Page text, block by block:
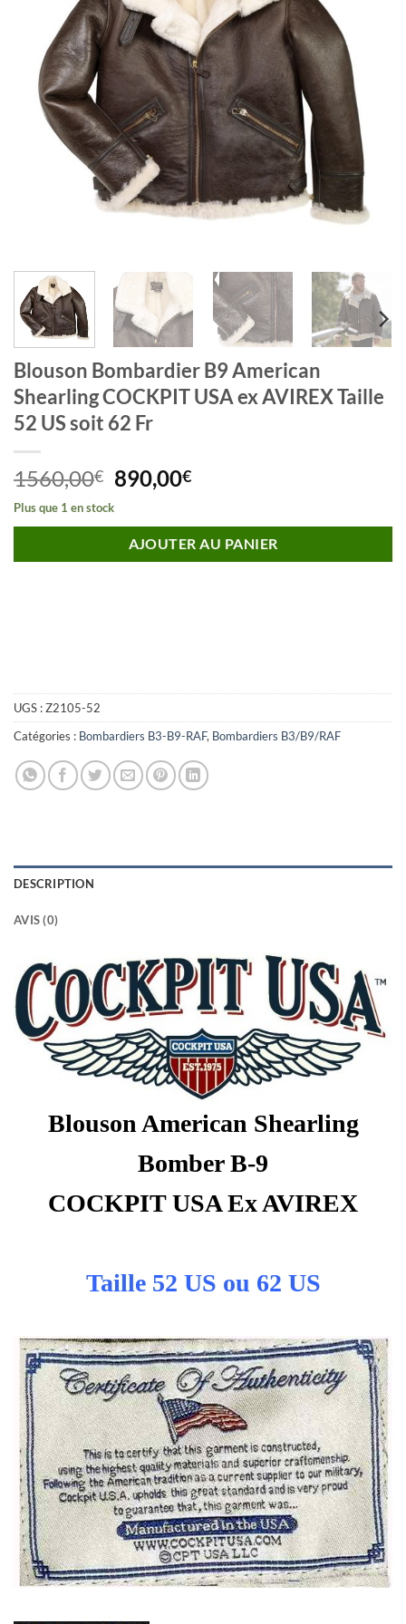
Blouson Bombardier B9 American
Shearling COCKPIT USA ex AVIREX Taille
52 US soit 62 Fr
1560,00€ Le
prix
initial
était :
1560,00€.
890,00€Le
actuel
est :
890,00€.
Plus que 1 en stock
AJOUTER AU PANIER
UGS :Z2105-52
Catégories : Bombardiers B3-B9-RAF, Bombardiers B3/B9/RAF
DESCRIPTION
AVIS (0)
Blouson American Shearling
Bomber B-9
COCKPIT USA Ex AVIREX
Taille 52 US ou 62 US